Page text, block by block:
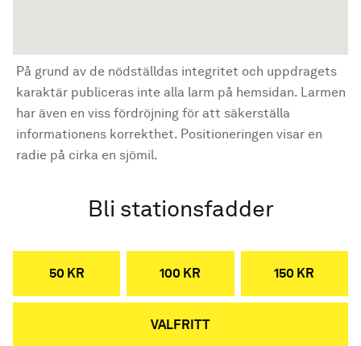
På grund av de nödställdas integritet och uppdragets
karaktär publiceras inte alla larm på hemsidan. Larmen
har även en viss fördröjning för att säkerställa
informationens korrekthet. Positioneringen visar en
radie på cirka en sjömil.
Bli stationsfadder
50 KR 100 KR 150 KR
VALFRITT